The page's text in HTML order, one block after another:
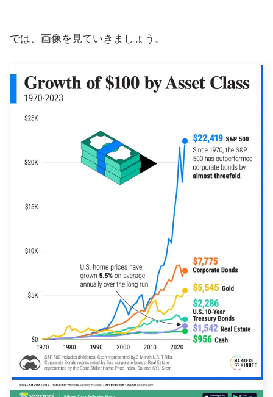
では、画像を見ていきましょう。